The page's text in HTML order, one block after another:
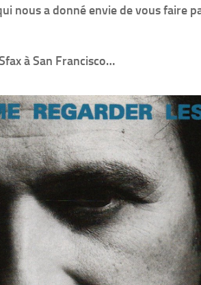
nous a donné envie de vous faire
à San Francisco…